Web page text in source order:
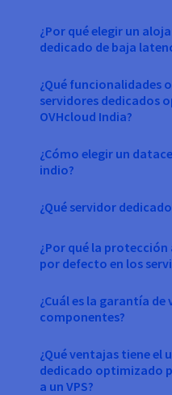
¿Por qué elegir un
dedicado de baja
¿Qué funcionalidades
servidores dedicados
OVHcloud India?
¿Cómo elegir un
indio?
¿Qué servidor
¿Por qué la
por defecto en los
¿Cuál es la garantía
componentes?
¿Qué ventajas tiene el
dedicado optimizado
a un VPS?